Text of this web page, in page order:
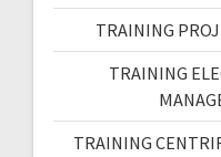
TRAINING
TRAINING
TRAINING